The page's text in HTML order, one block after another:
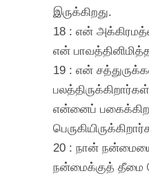
இருக்கிறது.
18 : என்
என்
19 : என்
என்னைப்
20 : நான்
நன்மைக்குத் தீமை